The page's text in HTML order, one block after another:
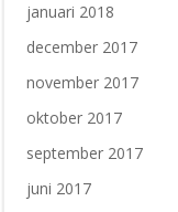
januari 2018
december 2017
november 2017
oktober 2017
september 2017
juni 2017